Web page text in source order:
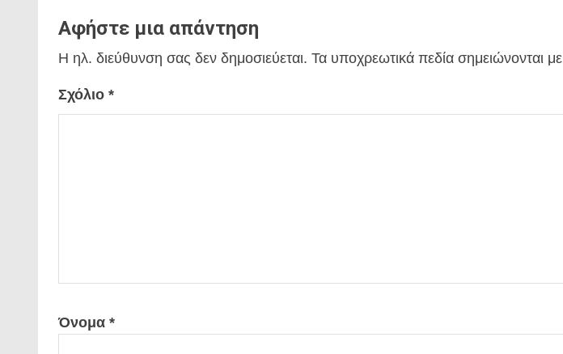
Αφήστε μια απάντηση
Η ηλ. διεύθυνση σας δεν δημοσιεύεται. Τα υποχρεωτικά πεδία σημειώνονται με
Σχόλιο *
Όνομα *